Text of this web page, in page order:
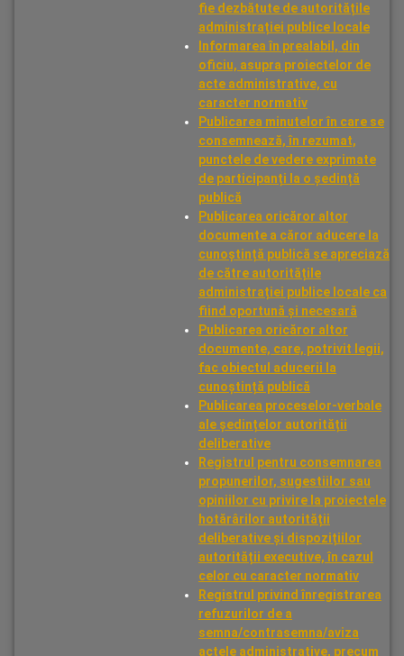
fie dezbătute de autoritățile
administrației publice locale
Informarea în prealabil, din
oficiu, asupra proiectelor de
acte administrative, cu
caracter normativ
Publicarea minutelor în care se
consemnează, în rezumat,
punctele de vedere exprimate
de participanți la o ședință
publică
Publicarea oricăror altor
documente a căror aducere la
cunoștință publică se apreciază
de către autoritățile
administrației publice locale ca
fiind oportună și necesară
Publicarea oricăror altor
documente, care, potrivit legii,
fac obiectul aducerii la
cunoștință publică
Publicarea proceselor-verbale
ale ședințelor autorității
deliberative
Registrul pentru consemnarea
propunerilor, sugestiilor sau
opiniilor cu privire la proiectele
hotărârilor autorității
deliberative și dispozițiilor
autorității executive, în cazul
celor cu caracter normativ
Registrul privind înregistrarea
refuzurilor de a
semna/contrasemna/aviza
actele administrative, precum